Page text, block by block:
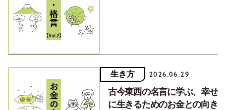
生き方 2026.06.29
古今東西の名言に学ぶ、幸せ
に生きるためのお金との向き